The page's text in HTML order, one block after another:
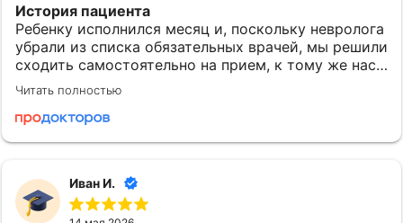
История пациента
Ребенку исполнился месяц и, поскольку невролога
убрали из списка обязательных врачей, мы решили
сходить самостоятельно на прием, к тому же нас
беспокоило, что малыш приоритетно лежит
головой на одной стороне, подозревали, что был
тонус.
Евгения Александровна - это олицетворение
прекрасного детского врача именно в том
понимании, которое действительно должно быть,
Читать полностью
Иван И.
ЭФФЕКТИВНО и
ЭКОНОМНО
применяются доказанные
учёными-медиками методики
и лекарственные препараты
медицинских доказательств
специалист принимает
объективное решение